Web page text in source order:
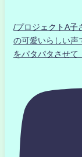
/プロジェクトA
の可愛いらしい
をパタパタさせ